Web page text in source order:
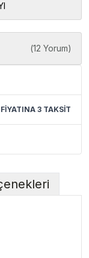
(12 Yorum)
3 TAKSİT